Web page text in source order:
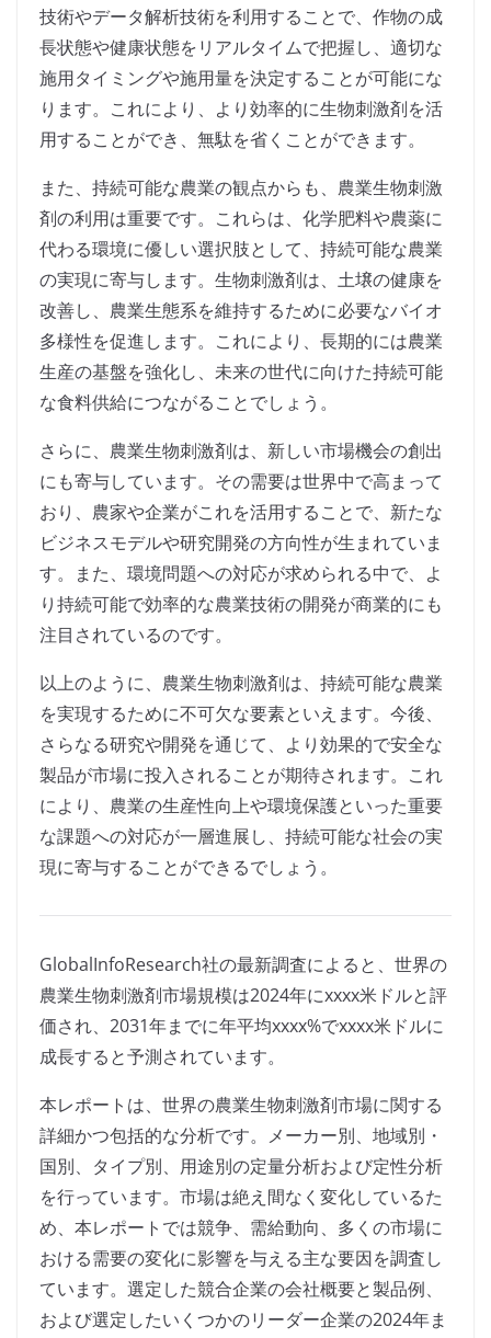
技術やデータ解析技術を利用することで、作物の成
長状態や健康状態をリアルタイムで把握し、適切な
施用タイミングや施用量を決定することが可能にな
ります。これにより、より効率的に生物刺激剤を活
用することができ、無駄を省くことができます。
また、持続可能な農業の観点からも、農業生物刺激
剤の利用は重要です。これらは、化学肥料や農薬に
代わる環境に優しい選択肢として、持続可能な農業
の実現に寄与します。生物刺激剤は、土壌の健康を
改善し、農業生態系を維持するために必要なバイオ
多様性を促進します。これにより、長期的には農業
生産の基盤を強化し、未来の世代に向けた持続可能
な食料供給につながることでしょう。
さらに、農業生物刺激剤は、新しい市場機会の創出
にも寄与しています。その需要は世界中で高まって
おり、農家や企業がこれを活用することで、新たな
ビジネスモデルや研究開発の方向性が生まれていま
す。また、環境問題への対応が求められる中で、よ
り持続可能で効率的な農業技術の開発が商業的にも
注目されているのです。
以上のように、農業生物刺激剤は、持続可能な農業
を実現するために不可欠な要素といえます。今後、
さらなる研究や開発を通じて、より効果的で安全な
製品が市場に投入されることが期待されます。これ
により、農業の生産性向上や環境保護といった重要
な課題への対応が一層進展し、持続可能な社会の実
現に寄与することができるでしょう。
GlobalInfoResearch社の最新調査によると、世界の
農業生物刺激剤市場規模は2024年にxxxx米ドルと評
価され、2031年までに年平均xxxx%でxxxx米ドルに
成長すると予測されています。
本レポートは、世界の農業生物刺激剤市場に関する
詳細かつ包括的な分析です。メーカー別、地域別・
国別、タイプ別、用途別の定量分析および定性分析
を行っています。市場は絶え間なく変化しているた
め、本レポートでは競争、需給動向、多くの市場に
おける需要の変化に影響を与える主な要因を調査し
ています。選定した競合企業の会社概要と製品例、
および選定したいくつかのリーダー企業の2024年ま